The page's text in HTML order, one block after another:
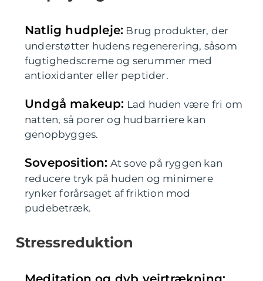
Natlig hudpleje: Brug produkter, der
understøtter hudens regenerering, såsom
fugtighedscreme og serummer med
antioxidanter eller peptider.
Undgå makeup: Lad huden være fri om
natten, så porer og hudbarriere kan
genopbygges.
Soveposition: At sove på ryggen kan
reducere tryk på huden og minimere
rynker forårsaget af friktion mod
pudebetræk.
Stressreduktion